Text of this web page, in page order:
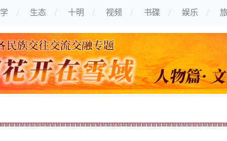
生态 十明 视频 书碟 娱乐